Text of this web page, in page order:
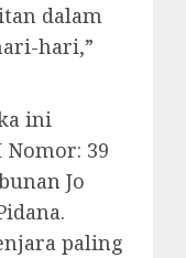
dalam
hari,”
ini
Nomor: 39
Jo
paling